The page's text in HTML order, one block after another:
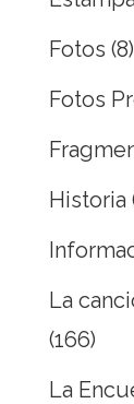
Fotos (8)
Fotos
Historia
La
(166)
La